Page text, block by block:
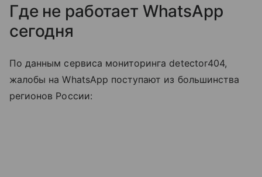
Где не работает WhatsApp
сегодня
По данным сервиса мониторинга detector404,
жалобы на WhatsApp поступают из большинства
регионов России: